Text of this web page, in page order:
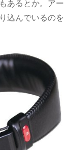
あるとか。アー
込んでいるのを